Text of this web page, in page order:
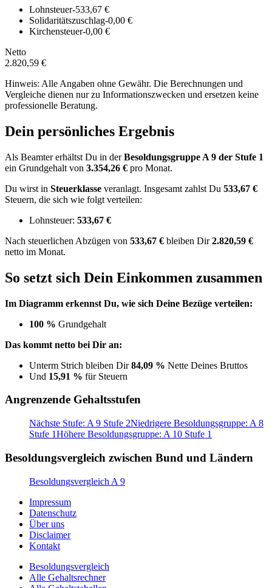
Lohnsteuer-533,67 €
Solidaritätszuschlag-0,00 €
Kirchensteuer-0,00 €
Netto
2.820,59 €
Hinweis: Alle Angaben ohne Gewähr. Die Berechnungen und
Vergleiche dienen nur zu Informationszwecken und ersetzen keine
professionelle Beratung.
Dein persönliches Ergebnis
Als Beamter erhältst Du in derBesoldungsgruppe A 9 der Stufe 1
ein Grundgehalt von 3.354,26 € pro Monat.
Du wirst in Steuerklasse veranlagt. Insgesamt zahlst Du 533,67 €
Steuern, die sich wie folgt verteilen:
Lohnsteuer: 533,67 €
Nach steuerlichen Abzügen von 533,67 € bleiben Dir2.820,59 €
netto im Monat.
So setzt sich Dein Einkommen zusammen
Im Diagramm erkennst Du, wie sich Deine Bezüge verteilen:
100 % Grundgehalt
Das kommt netto bei Dir an:
Unterm Strich bleiben Dir84,09 % Nette Deines Bruttos
Und 15,91 % für Steuern
Angrenzende Gehaltsstufen
Nächste Stufe: A 9 Stufe 2Niedrigere Besoldungsgruppe: A 8
Stufe 1Höhere Besoldungsgruppe: A 10 Stufe 1
Besoldungsvergleich zwischen Bund und Ländern
Besoldungsvergleich A 9
Impressum
Datenschutz
Über uns
Disclaimer
Kontakt
Besoldungsvergleich
Alle Gehaltsrechner